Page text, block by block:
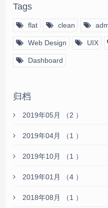
Tags
flat clean
Web Design UIX
Dashboard
归档
2019年05月 （2 ）
2019年04月 （1 ）
2019年10月 （1 ）
2019年01月 （4 ）
2018年08月 （1 ）